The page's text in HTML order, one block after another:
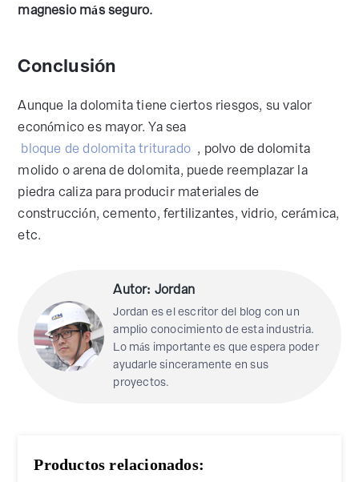
magnesio más seguro.
Conclusión
Aunque la dolomita tiene ciertos riesgos, su valor
económico es mayor. Ya sea
bloque de dolomita triturado , polvo de dolomita
molido o arena de dolomita, puede reemplazar la
piedra caliza para producir materiales de
construcción, cemento, fertilizantes, vidrio, cerámica,
etc.
Autor: Jordan
Jordan es el escritor del blog con un
amplio conocimiento de esta industria.
Lo más importante es que espera poder
ayudarle sinceramente en sus
proyectos.
Productos relacionados: